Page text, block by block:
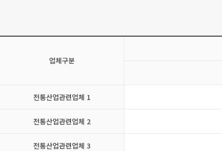
업체구분
전통산업관련업체 1
전통산업관련업체 2
전통산업관련업체 3